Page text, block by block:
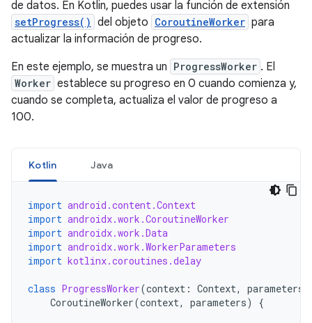
de datos. En Kotlin, puedes usar la función de extensión
setProgress() del objeto CoroutineWorker para
actualizar la información de progreso.
En este ejemplo, se muestra un ProgressWorker . El
Worker establece su progreso en 0 cuando comienza y,
cuando se completa, actualiza el valor de progreso a
100.
Kotlin Java
import android.content.Context
import androidx.work.CoroutineWorker
import androidx.work.Data
import androidx.work.WorkerParameters
import kotlinx.coroutines.delay
class ProgressWorker(context : Context, parameters
CoroutineWorker(context, parameters) {